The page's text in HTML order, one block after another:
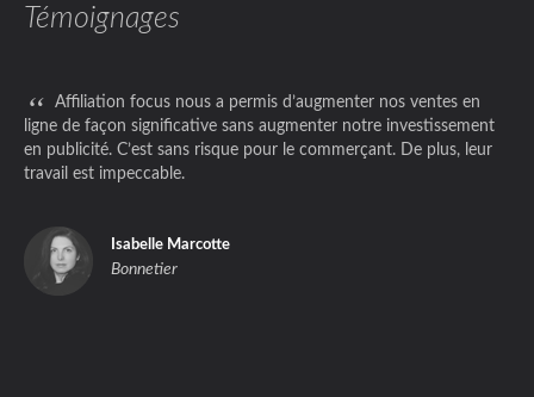
Témoignages
“ Affiliation focus nous a permis d’augmenter nos ventes en
ligne de façon significative sans augmenter notre investissement
en publicité. C’est sans risque pour le commerçant. De plus, leur
travail est impeccable.
Isabelle Marcotte
Bonnetier